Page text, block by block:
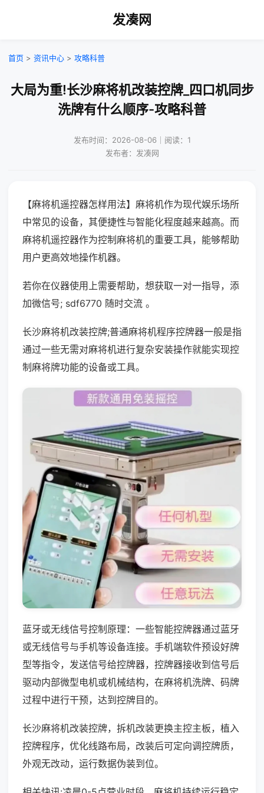
发凑网
首页 > 资讯中心 > 攻略科普
大局为重!长沙麻将机改装控牌_四口机同步
洗牌有什么顺序-攻略科普
发布时间：2026-08-06｜阅读：1
发布者：发凑网
【麻将机遥控器怎样用法】麻将机作为现代娱乐场所
中常见的设备，其便捷性与智能化程度越来越高。而
麻将机遥控器作为控制麻将机的重要工具，能够帮助
用户更高效地操作机器。
若你在仪器使用上需要帮助，想获取一对一指导，添
加微信号; sdf6770 随时交流 。
长沙麻将机改装控牌;普通麻将机程序控牌器一般是指
通过一些无需对麻将机进行复杂安装操作就能实现控
制麻将牌功能的设备或工具。
蓝牙或无线信号控制原理：一些智能控牌器通过蓝牙
或无线信号与手机等设备连接。手机端软件预设好牌
型等指令，发送信号给控牌器，控牌器接收到信号后
驱动内部微型电机或机械结构，在麻将机洗牌、码牌
过程中进行干预，达到控牌目的。
长沙麻将机改装控牌，拆机改装更换主控主板，植入
控牌程序，优化线路布局，改装后可定向调控牌质，
外观无改动，运行数据伪装到位。